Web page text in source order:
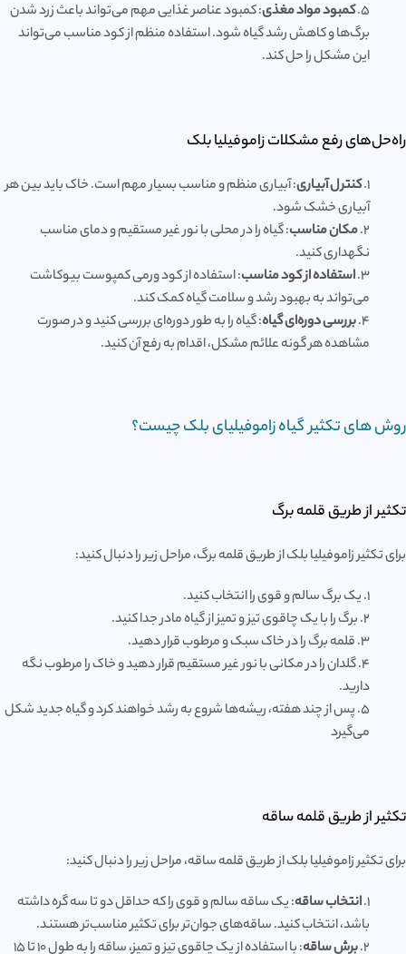
5. کمبود مواد مغذی: کمبود عناصر غذایی مهم می‌تواند باعث زرد شدن
برگ‌ها و کاهش رشد گیاه شود. استفاده منظم از کود مناسب می‌تواند
این مشکل را حل کند.
راه‌حل‌های رفع مشکلات زاموفیلیا بلک
1. کنترل آبیاری: آبیاری منظم و مناسب بسیار مهم است. خاک باید بین هر
آبیاری خشک شود.
2. مکان مناسب: گیاه را در محلی با نور غیر مستقیم و دمای مناسب
نگهداری کنید.
3. استفاده از کود مناسب: استفاده از کود ورمی کمپوست بیوکاشت
می‌تواند به بهبود رشد و سلامت گیاه کمک کند.
4. بررسی دوره‌ای گیاه: گیاه را به طور دوره‌ای بررسی کنید و در صورت
مشاهده هر گونه علائم مشکل، اقدام به رفع آن کنید.
روش های تکثیر گیاه زاموفیلیای بلک چیست؟
تکثیر از طریق قلمه برگ
برای تکثیر زاموفیلیا بلک از طریق قلمه برگ، مراحل زیر را دنبال کنید:
1. یک برگ سالم و قوی را انتخاب کنید.
2. برگ را با یک چاقوی تیز و تمیز از گیاه مادر جدا کنید.
3. قلمه برگ را در خاک سبک و مرطوب قرار دهید.
4. گلدان را در مکانی با نور غیر مستقیم قرار دهید و خاک را مرطوب نگه
دارید.
5. پس از چند هفته، ریشه‌ها شروع به رشد خواهند کرد و گیاه جدید شکل
می‌گیرد
تکثیر از طریق قلمه ساقه
برای تکثیر زاموفیلیا بلک از طریق قلمه ساقه، مراحل زیر را دنبال کنید:
1. انتخاب ساقه: یک ساقه سالم و قوی را که حداقل دو تا سه گره داشته
باشد، انتخاب کنید. ساقه‌های جوان‌تر برای تکثیر مناسب‌تر هستند.
2. برش ساقه : با استفاده از یک چاقوی تیز و تمیز، ساقه را به طول ۱۰ تا ۱۵